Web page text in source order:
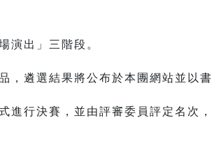
出」三階段。
，遴選結果將公布於本團網站並以書
進行決賽，並由評審委員評定名次，